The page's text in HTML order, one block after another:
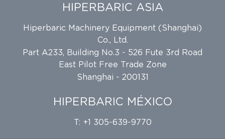
HIPERBARIC ASIA
Hiperbaric Machinery Equipment (Shanghai)
Co., Ltd.
Part A233, Building No.3 - 526 Fute 3rd Road
East Pilot Free Trade Zone
Shanghai - 200131
HIPERBARIC MÉXICO
T: +1 305-639-9770